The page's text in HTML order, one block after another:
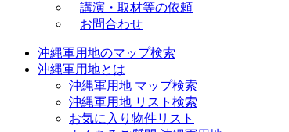
講演・取材等の依頼
お問合わせ
沖縄軍用地のマップ検索
沖縄軍用地とは
沖縄軍用地 マップ検索
沖縄軍用地 リスト検索
お気に入り物件リスト